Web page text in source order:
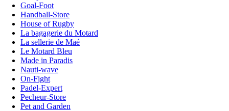
Goal-Foot
Handball-Store
House of Rugby
La bagagerie du Motard
La sellerie de Maé
Le Motard Bleu
Made in Paradis
Nauti-wave
On-Fight
Padel-Expert
Pecheur-Store
Pet and Garden